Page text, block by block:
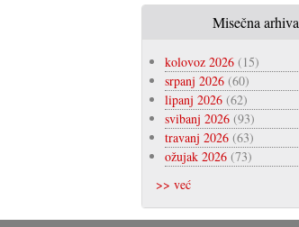
Misečna arhiva
kolovoz 2026(15)
srpanj 2026(60)
lipanj 2026(62)
svibanj 2026(93)
travanj 2026(63)
ožujak 2026(73)
>> već